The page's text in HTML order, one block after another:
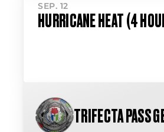
SEP. 12
HURRICANE HEAT (4
TRIFECTA PASS